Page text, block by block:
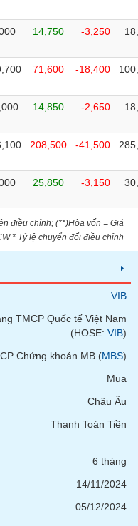
14,750 -3,250
71,600 -18,400
14,850 -2,650
208,500 -41,500
25,850 -3,150
điều chỉnh; (**)Hòa vốn = Giá
* Tỷ lệ chuyển đổi điều chỉnh
VIB
TMCP Quốc tế Việt Nam
(HOSE: VIB)
Chứng khoán MB (MBS)
Mua
Châu Âu
Thanh Toán Tiền
6 tháng
14/11/2024
05/12/2024